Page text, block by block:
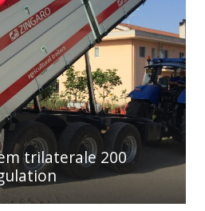
trilaterale 200